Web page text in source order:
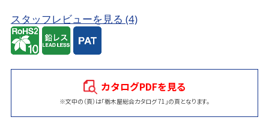
スタッフレビューを見る (4)
カタログPDFを見る
※文中の（頁）は「栃木屋総合カタログ 71」の頁となります。